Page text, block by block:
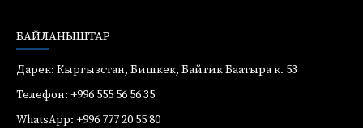
БАЙЛАНЫШТАР
Дарек: Кыргызстан, Бишкек, Байтик Баатыра к. 53
Телефон: +996 555 56 56 35
WhatsApp: +996 777 20 55 80